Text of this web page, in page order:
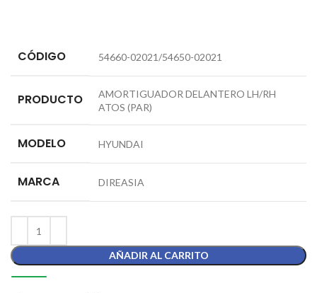
CÓDIGO 54660-02021/54650-02021
PRODUCTO
AMORTIGUADOR DELANTERO LH/RH
ATOS (PAR)
MODELO HYUNDAI
MARCA DIREASIA
AÑADIR AL CARRITO